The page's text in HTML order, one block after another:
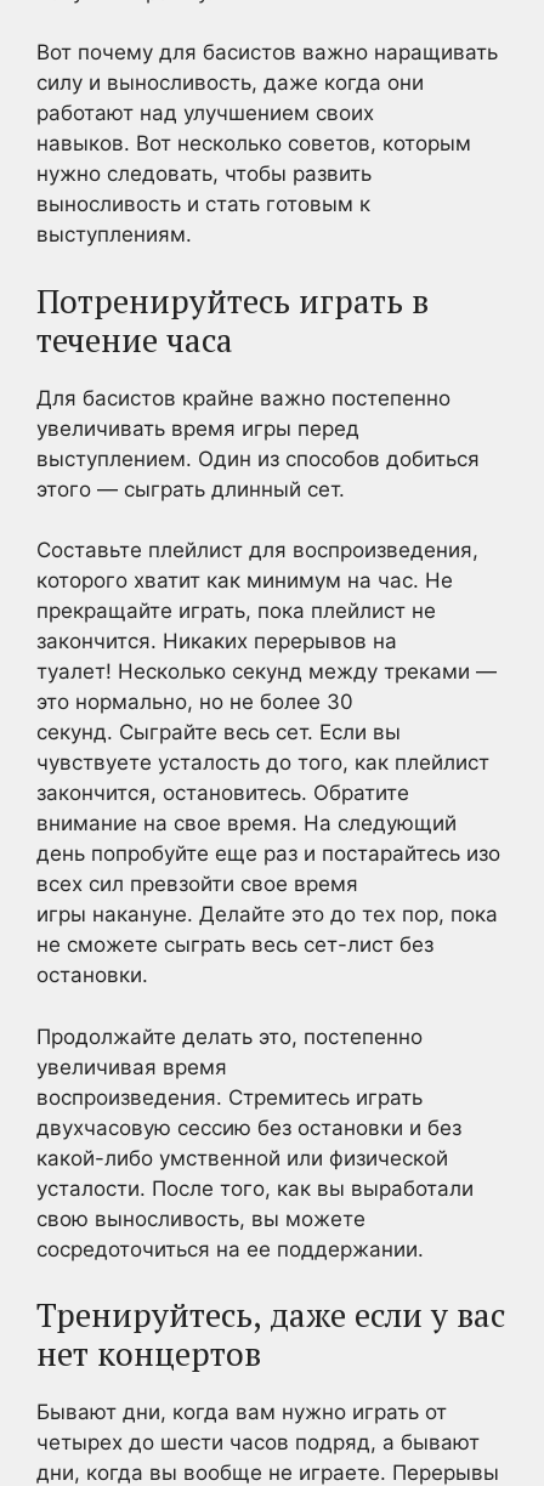
Вот почему для басистов важно наращивать
силу и выносливость, даже когда они
работают над улучшением своих
навыков. Вот несколько советов, которым
нужно следовать, чтобы развить
выносливость и стать готовым к
выступлениям.
Потренируйтесь играть в
течение часа
Для басистов крайне важно постепенно
увеличивать время игры перед
выступлением. Один из способов добиться
этого — сыграть длинный сет.
Составьте плейлист для воспроизведения,
которого хватит как минимум на час. Не
прекращайте играть, пока плейлист не
закончится. Никаких перерывов на
туалет! Несколько секунд между треками —
это нормально, но не более 30
секунд. Сыграйте весь сет. Если вы
чувствуете усталость до того, как плейлист
закончится, остановитесь. Обратите
внимание на свое время. На следующий
день попробуйте еще раз и постарайтесь изо
всех сил превзойти свое время
игры накануне. Делайте это до тех пор, пока
не сможете сыграть весь сет-лист без
остановки.
Продолжайте делать это, постепенно
увеличивая время
воспроизведения. Стремитесь играть
двухчасовую сессию без остановки и без
какой-либо умственной или физической
усталости. После того, как вы выработали
свою выносливость, вы можете
сосредоточиться на ее поддержании.
Тренируйтесь, даже если у вас
нет концертов
Бывают дни, когда вам нужно играть от
четырех до шести часов подряд, а бывают
дни, когда вы вообще не играете. Перерывы